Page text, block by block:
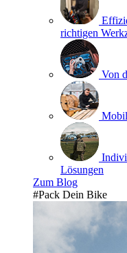
richtigen
Von
Lösungen
Zum Blog
#Pack Dein Bike